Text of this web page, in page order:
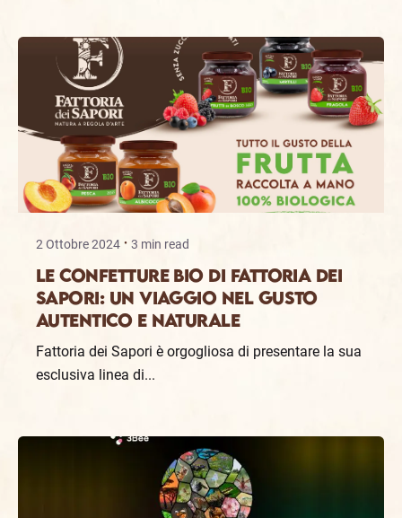
2 Ottobre 2024 3 min read
Le Confetture Bio di Fattoria dei
Sapori: Un Viaggio nel Gusto
Autentico e Naturale
Fattoria dei Sapori è orgogliosa di presentare la sua
esclusiva linea di...